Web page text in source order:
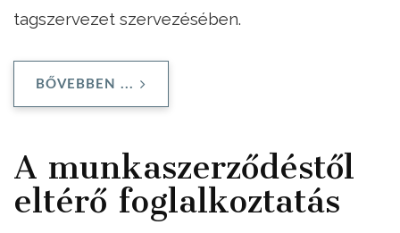
tagszervezet szervezésében.
BŐVEBBEN ...
A munkaszerződéstől
eltérő foglalkoztatás